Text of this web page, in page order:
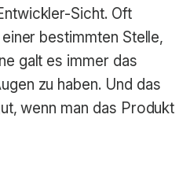
Sicht. Oft
bestimmten Stelle,
galt es immer das
zu haben. Und das
wenn man das Produkt